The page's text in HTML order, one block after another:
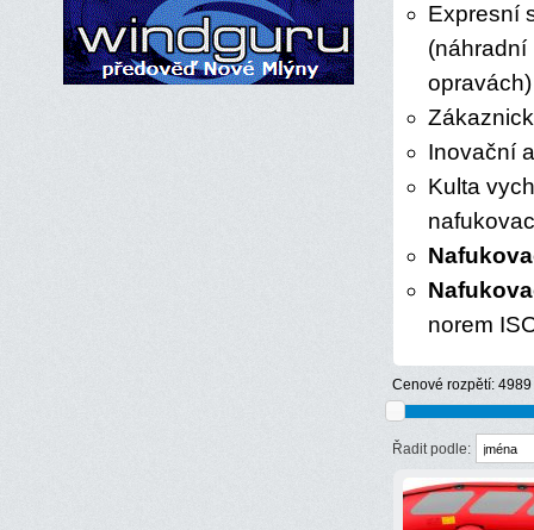
Expresní
(náhradní
opravách)
Inovační
Kulta
norem
Cenové rozpětí:
Řadit podle: